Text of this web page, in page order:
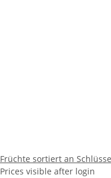
Früchte sortiert an
Prices visible after login